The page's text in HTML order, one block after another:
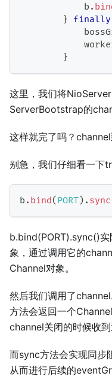
            b
.
} finally
}
这里，我们将
ServerBootstrap的
这样就完了吗？
别急，我们仔细看一下
b . bind( PORT) . sync
b.bind(PORT).sync()
象，通过调用它的
Channel对象。
然后我们调用了
方法会返回一个
channel关闭的时候收到
而sync方法会实现同步
从而进行后续的